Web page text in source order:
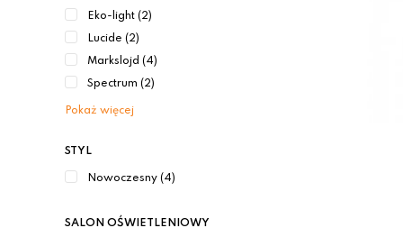
Eko-light (2)
Lucide (2)
Markslojd (4)
Spectrum (2)
Pokaż więcej
STYL
Nowoczesny (4)
SALON OŚWIETLENIOWY